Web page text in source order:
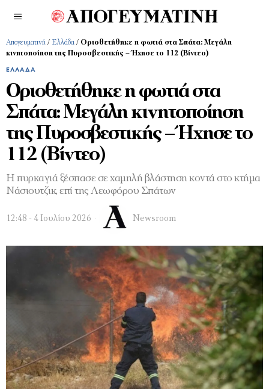
Απογευματινή / Ελλάδα / Οριοθετήθηκε η φωτιά στα Σπάτα: Μεγάλη
κινητοποίηση της Πυροσβεστικής – Ήχησε το 112 (Βίντεο)
ΕΛΛΆΔΑ
Οριοθετήθηκε η φωτιά στα
Σπάτα: Μεγάλη κινητοποίηση
της Πυροσβεστικής – Ήχησε το
112 (Βίντεο)
Η πυρκαγιά ξέσπασε σε χαμηλή βλάστηση κοντά στο κτήμα
Νάσιουτζικ, επί της Λεωφόρου Σπάτων
12:48 - 4 Ιουλίου 2026 Newsroom